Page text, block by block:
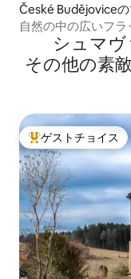
České Budějovice
自然の中の広いフラ
シュマヴ
そ⁠の⁠他⁠の素⁠
大好評のゲストチ
ゲストチョイス